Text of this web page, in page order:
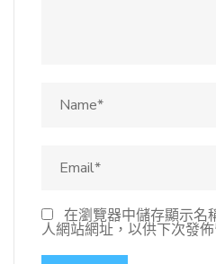
在瀏覽器中儲存顯示名
人網站網址，以供下次發